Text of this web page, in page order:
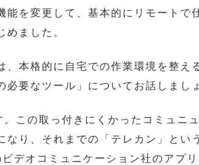
能を変更して、基本的にリモート
めました。
、本格的に自宅での作業環境を整
必要なツール」についてお話しまし
。この取っ付きにくかったコミュニ
なり、それまでの「テレカン」と
デオコミュニケーション社のアプ